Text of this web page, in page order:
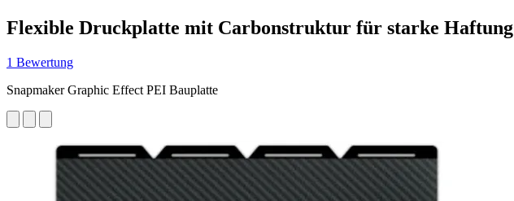
Flexible Druckplatte mit Carbonstruktur für starke Haftung
1 Bewertung
Snapmaker Graphic Effect PEI Bauplatte